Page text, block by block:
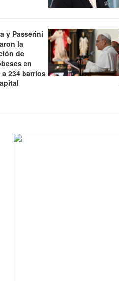
y Passerini
la
de
en
a 234 barrios